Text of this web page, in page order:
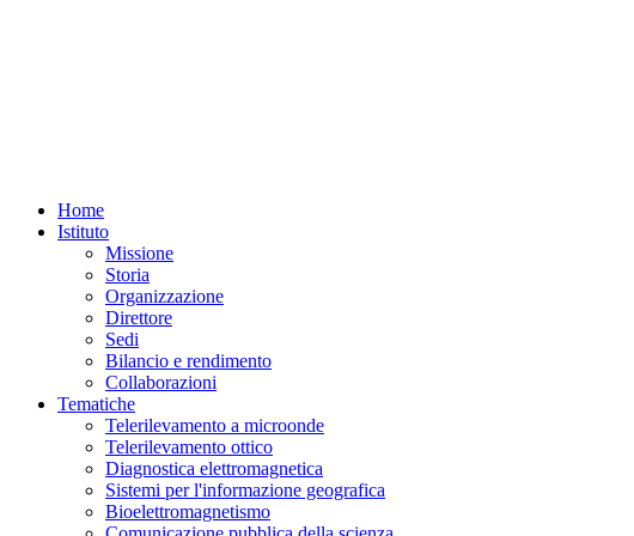
Home
Istituto
Missione
Storia
Organizzazione
Direttore
Sedi
Bilancio e rendimento
Collaborazioni
Tematiche
Telerilevamento a microonde
Telerilevamento ottico
Diagnostica elettromagnetica
Sistemi per l'informazione geografica
Bioelettromagnetismo